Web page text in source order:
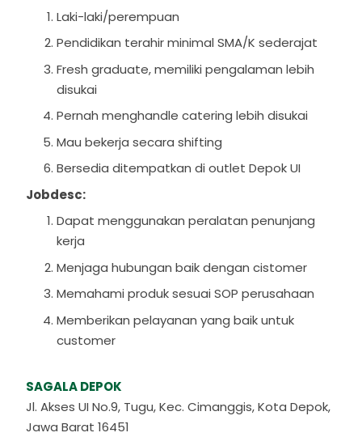
Laki-laki/perempuan
Pendidikan terahir minimal SMA/K sederajat
Fresh graduate, memiliki pengalaman lebih
disukai
Pernah menghandle catering lebih disukai
Mau bekerja secara shifting
Bersedia ditempatkan di outlet Depok UI
Jobdesc:
Dapat menggunakan peralatan penunjang
kerja
Menjaga hubungan baik dengan cistomer
Memahami produk sesuai SOP perusahaan
Memberikan pelayanan yang baik untuk
customer
SAGALA DEPOK
Jl. Akses UI No.9, Tugu, Kec. Cimanggis, Kota Depok,
Jawa Barat 16451